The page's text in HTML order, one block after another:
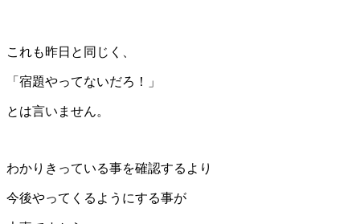
これも昨日と同じく、
「宿題やってないだろ！」
とは言いません。
わかりきっている事を確認するより
今後やってくるようにする事が